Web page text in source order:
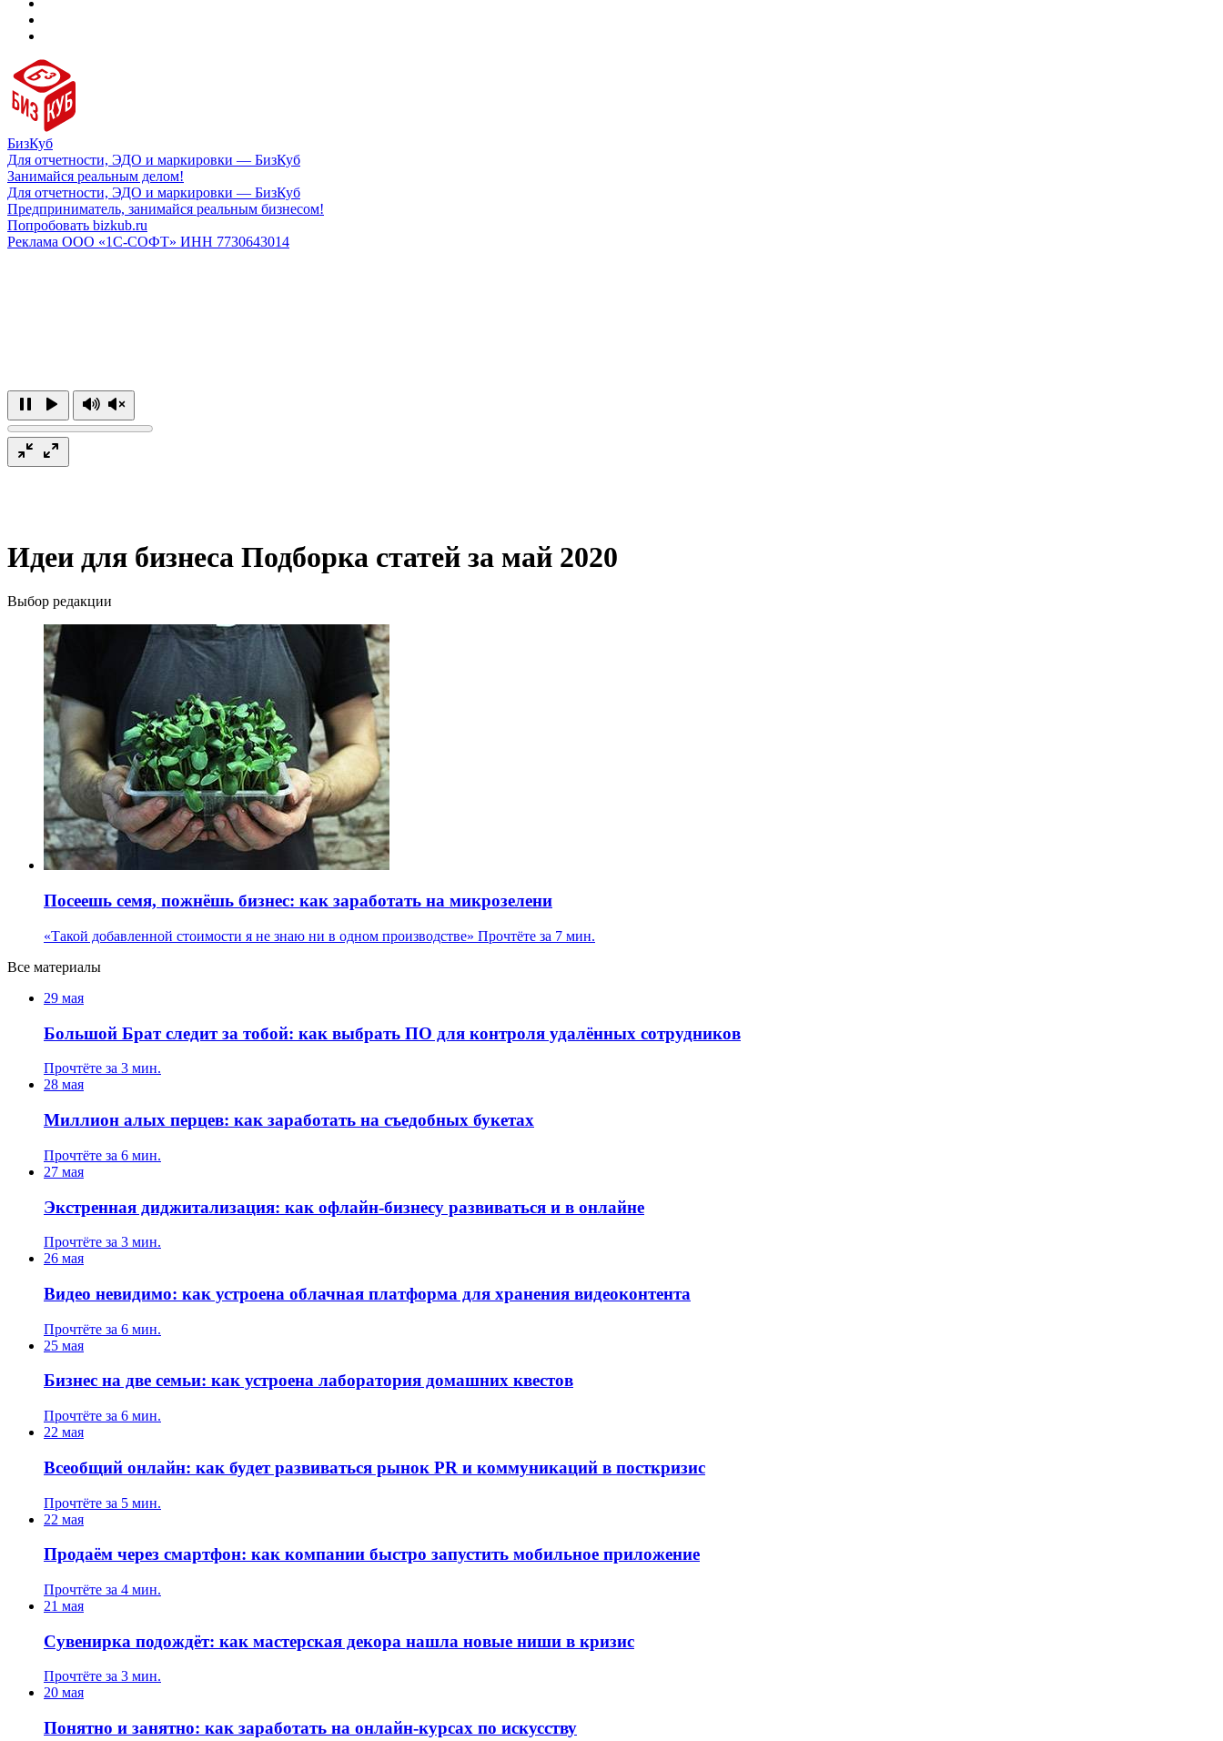
БизКуб
Для отчетности, ЭДО и маркировки — БизКуб
Занимайся реальным делом!
Для отчетности, ЭДО и маркировки — БизКуб
Предприниматель, занимайся реальным бизнесом!
Попробовать bizkub.ru
Реклама ООО «1С-СОФТ» ИНН 7730643014
Идеи для бизнеса Подборка статей за май 2020
Выбор редакции
Посеешь семя, пожнёшь бизнес: как заработать на микрозелени
«Такой добавленной стоимости я не знаю ни в одном производстве» Прочтёте за 7 мин.
Все материалы
29 мая
Большой Брат следит за тобой: как выбрать ПО для контроля удалённых сотрудников
Прочтёте за 3 мин.
28 мая
Миллион алых перцев: как заработать на съедобных букетах
Прочтёте за 6 мин.
27 мая
Экстренная диджитализация: как офлайн-бизнесу развиваться и в онлайне
Прочтёте за 3 мин.
26 мая
Видео невидимо: как устроена облачная платформа для хранения видеоконтента
Прочтёте за 6 мин.
25 мая
Бизнес на две семьи: как устроена лаборатория домашних квестов
Прочтёте за 6 мин.
22 мая
Всеобщий онлайн: как будет развиваться рынок PR и коммуникаций в посткризис
Прочтёте за 5 мин.
22 мая
Продаём через смартфон: как компании быстро запустить мобильное приложение
Прочтёте за 4 мин.
21 мая
Сувенирка подождёт: как мастерская декора нашла новые ниши в кризис
Прочтёте за 3 мин.
20 мая
Понятно и занятно: как заработать на онлайн-курсах по искусству